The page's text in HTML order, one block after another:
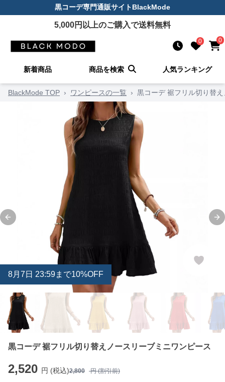
黒コーデ専門通販サイトBlackMode
5,000円以上のご購入で送料無料
0 0
新着商品 商品を検索 人気ランキング
BlackMode TOP › ワンピースの一覧 › 黒コーデ 裾フリル切り替
Previous slide
8月 7 日 23:59まで10%OFF
黒コーデ 裾フリル切り替えノースリーブミニワンピース
2,520 円 (税込)2,800 円 (割引前)